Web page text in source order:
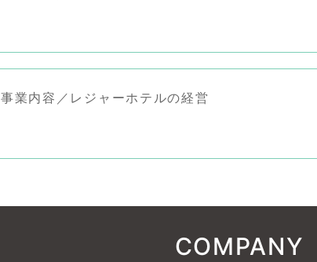
事業内容／レジャーホテルの経営
COMPANY